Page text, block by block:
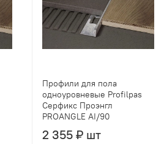
Профили для пола
одноуровневые Profilpas
Серфикс Проэнгл
PROANGLE AI/90
2 355 ₽ шт